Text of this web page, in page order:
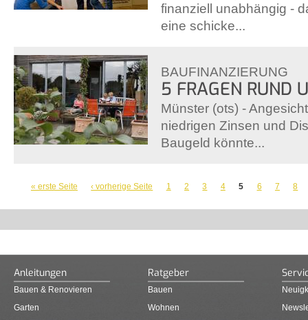
finanziell unabhängig -
eine schicke...
BAUFINANZIERUNG
5 FRAGEN RUND
Münster (ots) -
niedrigen Zinsen und
Baugeld könnte...
SEITEN
« erste Seite ‹ vorherige Seite 1 2 3 4 5 6 7 8
Anleitungen
Bauen & Renovieren
Garten
Ratgeber
Bauen
Wohnen